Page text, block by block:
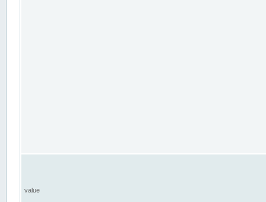
value